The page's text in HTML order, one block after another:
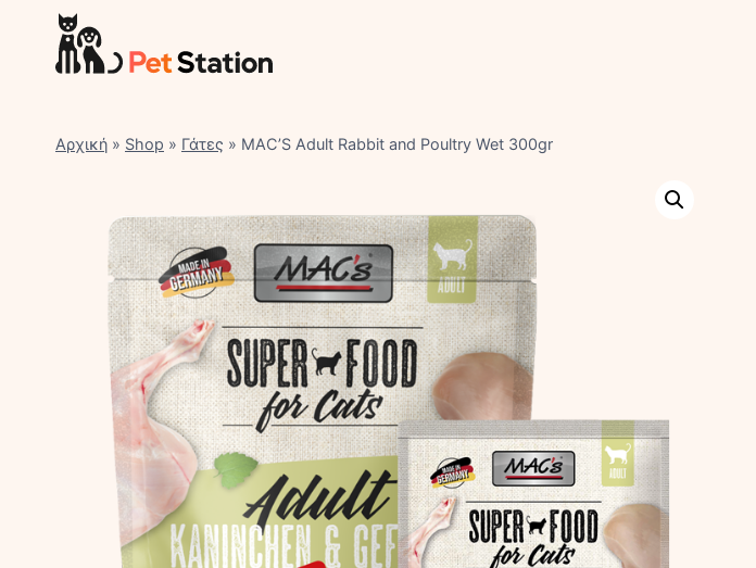
content
Αρχική » Shop » Γάτες » MAC’S Adult Rabbit and Poultry Wet 300gr